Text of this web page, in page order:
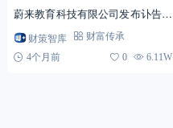
蔚来教育科技有限公司发布讣告，
确认张雪峰在当天跑步后出现不
适，经抢救无效，于...
财策智库
财富传承
4个月前
0 6.11W